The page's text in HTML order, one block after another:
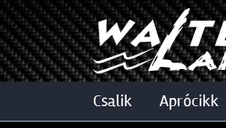
csalik aprócikk